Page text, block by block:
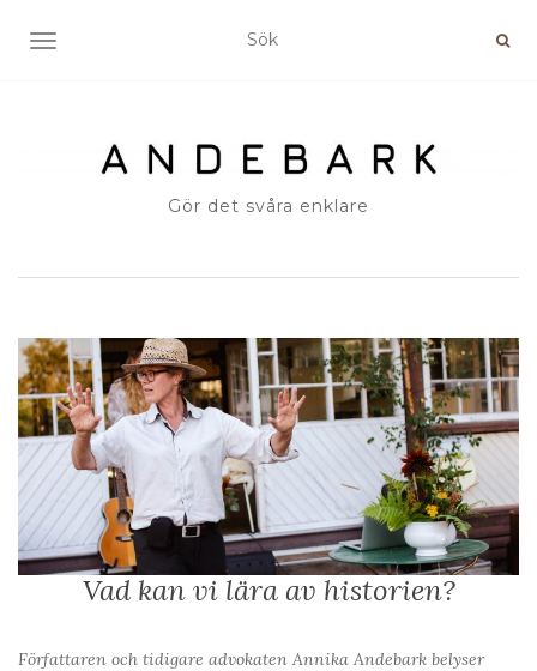
SLÅ PÅ/AV NAVIGERING
Gör det svåra enklare
Vad kan vi lära av historien?
Författaren och tidigare advokaten Annika Andebark belyser